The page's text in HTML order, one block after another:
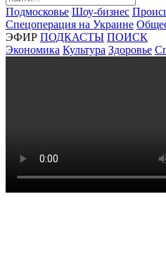
Подмосковье Шоу-бизнес
Спецоперация на Украине
ЭФИР ПОДКАСТЫ ПОИСК
Экономика Культура Здоровье